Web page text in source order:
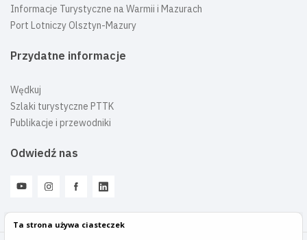
Ta strona używa ciasteczek
Informacje Turystyczne na Warmii i Mazurach
Port Lotniczy Olsztyn-Mazury
Przydatne informacje
Wędkuj
Szlaki turystyczne PTTK
Publikacje i przewodniki
Odwiedź nas